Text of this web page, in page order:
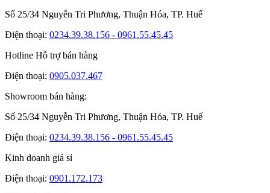
Số 25/34 Nguyễn Tri Phương, Thuận Hóa, TP. Huế
Điện thoại: 0234.39.38.156 - 0961.55.45.45
Hotline Hỗ trợ bán hàng
Điện thoại: 0905.037.467
Showroom bán hàng:
Số 25/34 Nguyễn Tri Phương, Thuận Hóa, TP. Huế
Điện thoại: 0234.39.38.156 - 0961.55.45.45
Kinh doanh giá sỉ
Điện thoại: 0901.172.173